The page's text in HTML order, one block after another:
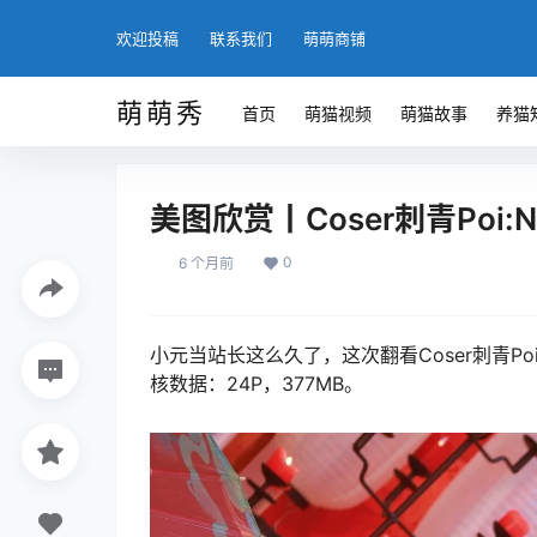
欢迎投稿 联系我们 萌萌商铺
萌萌秀 首页 萌猫视频 萌猫故事 养猫
美图欣赏丨Coser刺青
6 个月前 0
小元当站长这么久了，这次翻看Coser刺青
核数据：24P，377MB。